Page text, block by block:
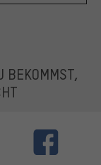
BEKOMMST,